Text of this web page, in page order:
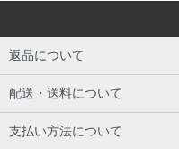
返品について
配送・送料について
支払い方法について